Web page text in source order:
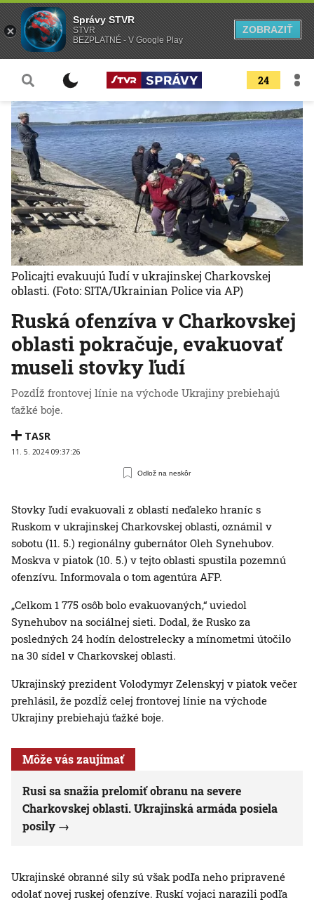
24
Ruská ofenzíva v Charkovskej
oblasti pokračuje, evakuovať
museli stovky ľudí
Pozdĺž frontovej línie na východe Ukrajiny prebiehajú
ťažké boje.
TASR
11. 5. 2024 09:37:26
Odlož na neskôr
Policajti evakuujú ľudí v ukrajinskej Charkovskej
oblasti. (Foto: SITA/Ukrainian Police via AP)
Stovky ľudí evakuovali z oblastí neďaleko hraníc s
Ruskom v ukrajinskej Charkovskej oblasti, oznámil v
sobotu (11. 5.) regionálny gubernátor Oleh Synehubov.
Moskva v piatok (10. 5.) v tejto oblasti spustila pozemnú
ofenzívu. Informovala o tom agentúra AFP.
„Celkom 1 775 osôb bolo evakuovaných,“ uviedol
Synehubov na sociálnej sieti. Dodal, že Rusko za
posledných 24 hodín delostrelecky a mínometmi útočilo
na 30 sídel v Charkovskej oblasti.
Ukrajinský prezident Volodymyr Zelenskyj v piatok večer
prehlásil, že pozdĺž celej frontovej línie na východe
Ukrajiny prebiehajú ťažké boje.
Môže vás zaujímať
Rusi sa snažia prelomiť obranu na severe
Charkovskej oblasti. Ukrajinská armáda posiela
posily
Ukrajinské obranné sily sú však podľa neho pripravené
odolať novej ruskej ofenzíve. Ruskí vojaci narazili podľa
Správy STVR
STVR
BEZPLATNÉ - V Google Play
ZOBRAZIŤ